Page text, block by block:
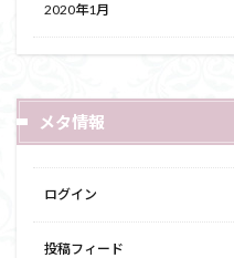
2020年1月
メタ情報
ログイン
投稿フィード